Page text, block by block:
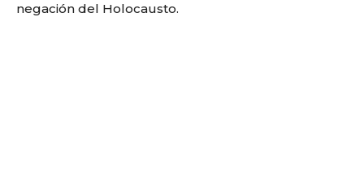
negación del Holocausto.